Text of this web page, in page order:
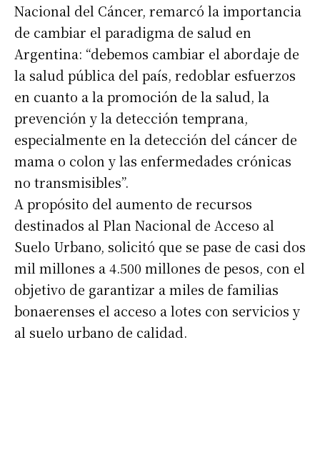
Nacional del Cáncer, remarcó la importancia
de cambiar el paradigma de salud en
Argentina: “debemos cambiar el abordaje de
la salud pública del país, redoblar esfuerzos
en cuanto a la promoción de la salud, la
prevención y la detección temprana,
especialmente en la detección del cáncer de
mama o colon y las enfermedades crónicas
no transmisibles”.
A propósito del aumento de recursos
destinados al Plan Nacional de Acceso al
Suelo Urbano, solicitó que se pase de casi dos
mil millones a 4.500 millones de pesos, con el
objetivo de garantizar a miles de familias
bonaerenses el acceso a lotes con servicios y
al suelo urbano de calidad.